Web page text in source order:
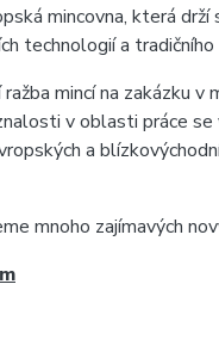
mincovna, která
technologií a
mincí na zakázku v
v oblasti práce se
a
mnoho zajímavých